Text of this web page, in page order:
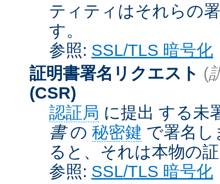
ティティはそれらの
す。
参照: SSL/TLS 暗号化
証明書署名リクエスト (
(CSR)
認証局 に提出 する未
書の 秘密鍵 で署名し
ると、それは本物の
参照: SSL/TLS 暗号化